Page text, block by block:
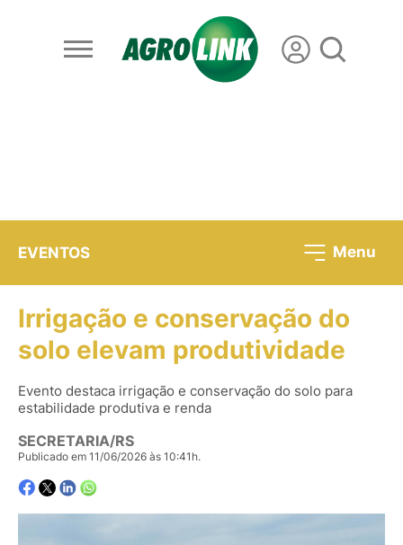
EVENTOS Menu
Irrigação e conservação do
solo elevam produtividade
Evento destaca irrigação e conservação do solo para
estabilidade produtiva e renda
SECRETARIA/RS
Publicado em 11/06/2026 às 10:41h.